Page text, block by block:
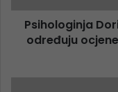
Psihologinja
određuju